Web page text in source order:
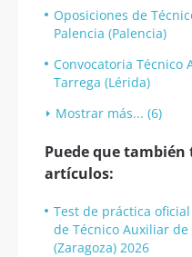
Oposiciones de
Palencia (Palencia)
Convocatoria
Tarrega (Lérida)
Mostrar más... (6)
Puede que también
artículos:
Test de práctica
de Técnico Auxiliar
(Zaragoza) 2026